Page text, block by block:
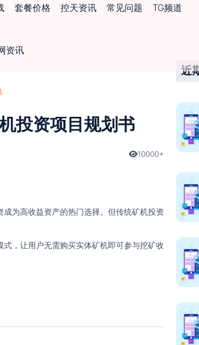
套餐价格 控天资讯 常见问题 TG频道
资讯
投资项目规划书
10000+
为高收益资产的热门选择。但传统矿机投资
式，让用户无需购买实体矿机即可参与挖矿收
近